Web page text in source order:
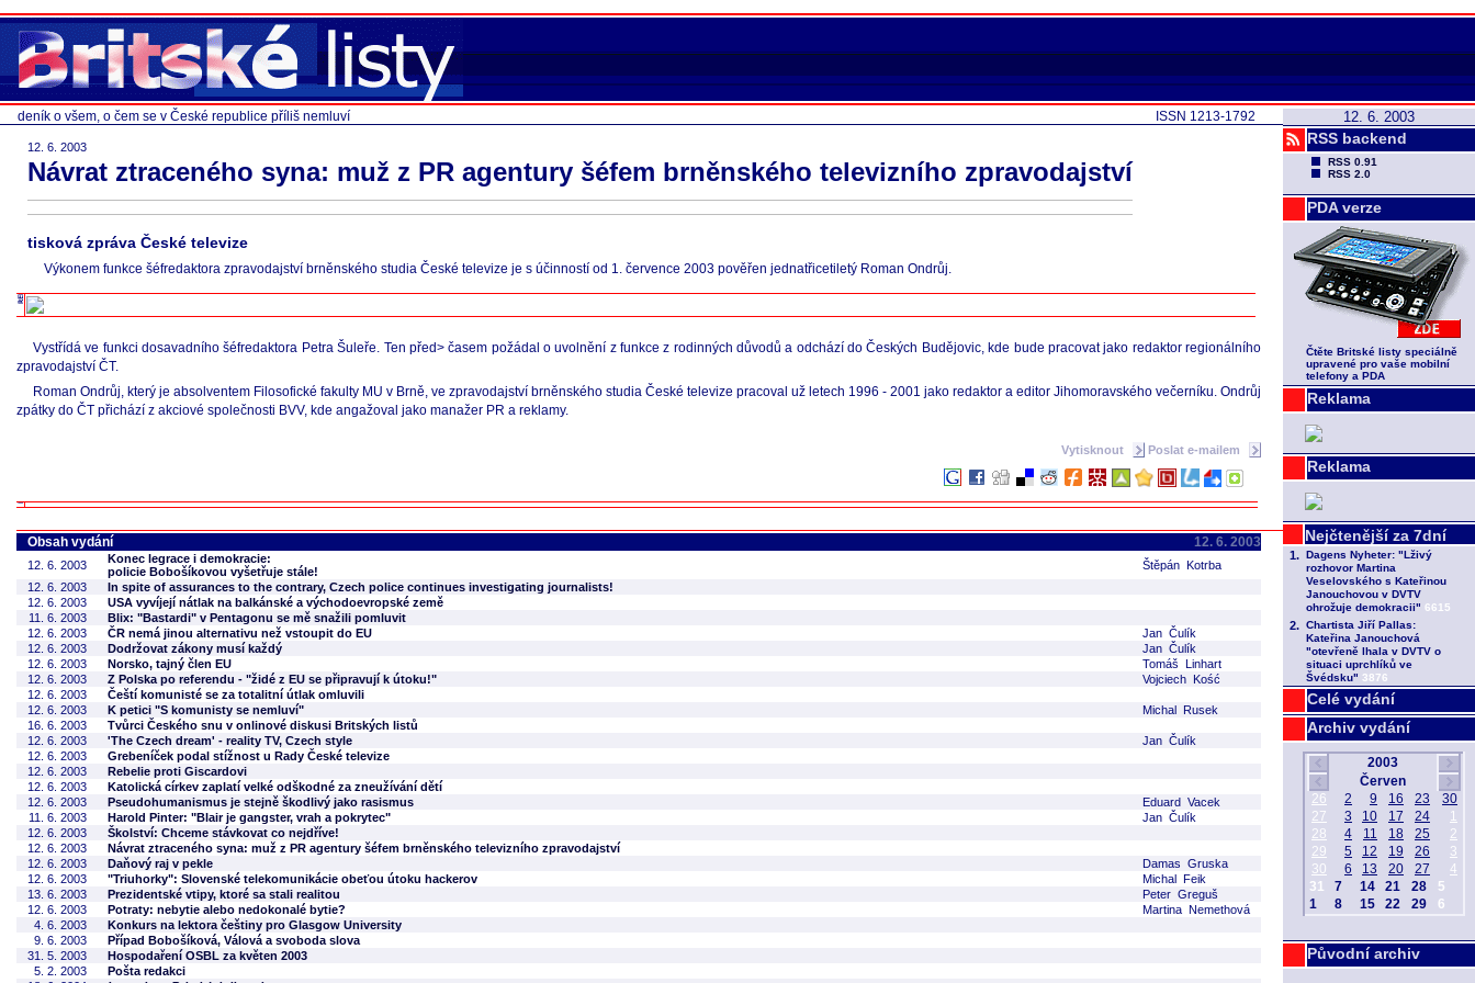
12. 6. 2003
RSS backend
RSS 0.91
RSS 2.0
PDA verze
Čtěte Britské listy speciálně
upravené pro vaše mobilní
telefony a PDA
Reklama
Reklama
Celé vydání
Archiv vydání
Původní archiv
ISSN 1213-1792
deník o všem, o čem se v České republice příliš nemluví
12. 6. 2003
Návrat ztraceného syna: muž z PR agentury šéfem brněnského televizního zpravodajství
tisková zpráva České televize
Výkonem funkce šéfredaktora zpravodajství brněnského studia České televize je s účinností od 1. července 2003 pověřen jednatřicetiletý Roman Ondrůj.
Vystřídá ve funkci dosavadního šéfredaktora Petra Šuleře. Ten před> časem požádal o uvolnění z funkce z rodinných důvodů a odchází do Českých Budějovic, kde bude pracovat jako redaktor regionálního
zpravodajství ČT.
Roman Ondrůj, který je absolventem Filosofické fakulty MU v Brně, ve zpravodajství brněnského studia České televize pracoval už letech 1996 - 2001 jako redaktor a editor Jihomoravského večerníku. Ondrůj
zpátky do ČT přichází z akciové společnosti BVV, kde angažoval jako manažer PR a reklamy.
Vytisknout Poslat e-mailem
Obsah vydání 12. 6. 2003
12. 6. 2003
Konec legrace i demokracie:
policie Bobošíkovou vyšetřuje stále!
Štěpán Kotrba
12. 6. 2003
In spite of assurances to the contrary, Czech police continues investigating journalists!
12. 6. 2003
USA vyvíjejí nátlak na balkánské a východoevropské země
11. 6. 2003
Blix: "Bastardi" v Pentagonu se mě snažili pomluvit
12. 6. 2003
ČR nemá jinou alternativu než vstoupit do EU
Jan Čulík
12. 6. 2003
Dodržovat zákony musí každý
Jan Čulík
12. 6. 2003
Norsko, tajný člen EU
Tomáš Linhart
12. 6. 2003
Z Polska po referendu - "židé z EU se připravují k útoku!"
Vojciech Kość
12. 6. 2003
Čeští komunisté se za totalitní útlak omluvili
12. 6. 2003
K petici "S komunisty se nemluví"
Michal Rusek
16. 6. 2003
Tvůrci Českého snu v onlinové diskusi Britských listů
12. 6. 2003
'The Czech dream' - reality TV, Czech style
Jan Čulík
12. 6. 2003
Grebeníček podal stížnost u Rady České televize
12. 6. 2003
Rebelie proti Giscardovi
12. 6. 2003
Katolická církev zaplatí velké odškodné za zneužívání dětí
12. 6. 2003
Pseudohumanismus je stejně škodlivý jako rasismus
Eduard Vacek
11. 6. 2003
Harold Pinter: "Blair je gangster, vrah a pokrytec"
Jan Čulík
12. 6. 2003
Školství: Chceme stávkovat co nejdříve!
12. 6. 2003
Návrat ztraceného syna: muž z PR agentury šéfem brněnského televizního zpravodajství
12. 6. 2003
Daňový raj v pekle
Damas Gruska
12. 6. 2003
"Triuhorky": Slovenské telekomunikácie obeťou útoku hackerov
Michal Feik
13. 6. 2003
Prezidentské vtipy, ktoré sa stali realitou
Peter Greguš
12. 6. 2003
Potraty: nebytie alebo nedokonalé bytie?
Martina Nemethová
4. 6. 2003
Konkurs na lektora češtiny pro Glasgow University
9. 6. 2003
Případ Bobošíková, Válová a svoboda slova
31. 5. 2003
Hospodaření OSBL za květen 2003
5. 2. 2003
Pošta redakci